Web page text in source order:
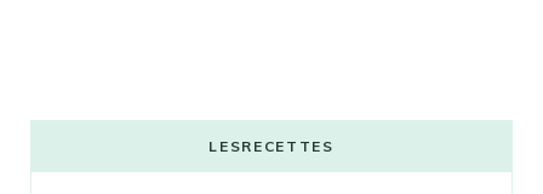
LESRECETTES